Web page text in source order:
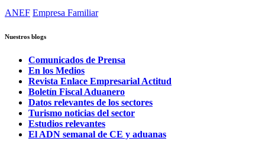
ANEF Empresa Familiar
Nuestros blogs
Comunicados de Prensa
En los Medios
Revista Enlace Empresarial Actitud
Boletín Fiscal Aduanero
Datos relevantes de los sectores
Turismo noticias del sector
Estudios relevantes
El ADN semanal de CE y aduanas